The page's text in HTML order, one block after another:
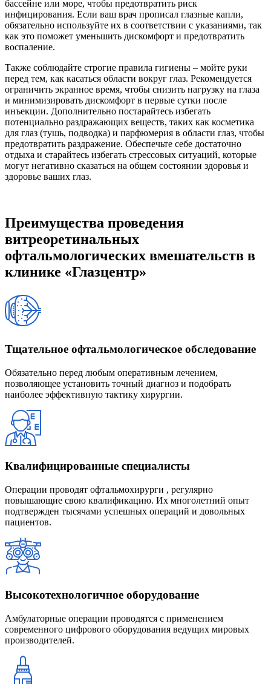
бассейне или море, чтобы предотвратить риск
инфицирования. Если ваш врач прописал глазные капли,
обязательно используйте их в соответствии с указаниями, так
как это поможет уменьшить дискомфорт и предотвратить
воспаление.
Также соблюдайте строгие правила гигиены – мойте руки
перед тем, как касаться области вокруг глаз. Рекомендуется
ограничить экранное время, чтобы снизить нагрузку на глаза
и минимизировать дискомфорт в первые сутки после
инъекции. Дополнительно постарайтесь избегать
потенциально раздражающих веществ, таких как косметика
для глаз (тушь, подводка) и парфюмерия в области глаз, чтобы
предотвратить раздражение. Обеспечьте себе достаточно
отдыха и старайтесь избегать стрессовых ситуаций, которые
могут негативно сказаться на общем состоянии здоровья и
здоровье ваших глаз.
Преимущества проведения
витреоретинальных
офтальмологических вмешательств в
клинике «Глазцентр»
Тщательное офтальмологическое обследование
Обязательно перед любым оперативным лечением,
позволяющее установить точный диагноз и подобрать
наиболее эффективную тактику хирургии.
Квалифицированные специалисты
Операции проводят офтальмохирурги , регулярно
повышающие свою квалификацию. Их многолетний опыт
подтвержден тысячами успешных операций и довольных
пациентов.
Высокотехнологичное оборудование
Амбулаторные операции проводятся с применением
современного цифрового оборудования ведущих мировых
производителей.